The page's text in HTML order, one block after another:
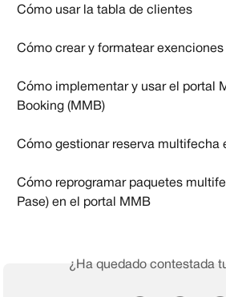
Cómo usar la tabla de clientes
Cómo crear y formatear exenciones
Cómo implementar y usar el portal
Booking (MMB)
Cómo gestionar reserva multifecha
Cómo reprogramar paquetes
Pase) en el portal MMB
¿Ha quedado contestada